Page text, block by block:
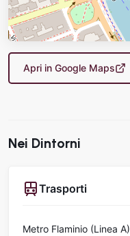
Apri in Google Maps
Nei Dintorni
Trasporti
Metro Flaminio (Linea A)